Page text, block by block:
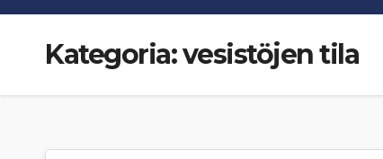
Kategoria:vesistöjen tila